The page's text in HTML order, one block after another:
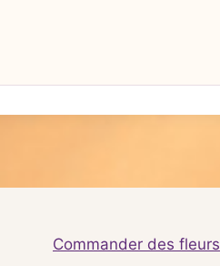
Commander des fleurs